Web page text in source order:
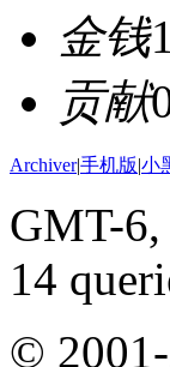
金钱
贡献
Archiver|手机版|小
GMT-
14
©